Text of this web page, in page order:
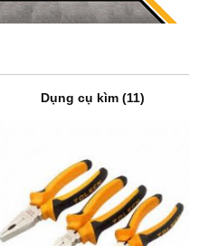
Dụng cụ kìm (11)